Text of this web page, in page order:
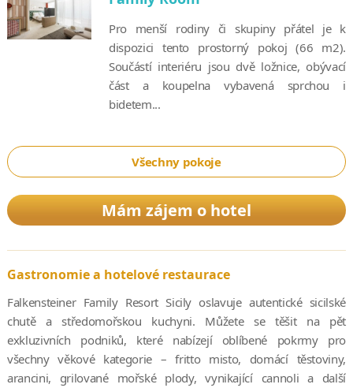
Pro menší rodiny či skupiny přátel je k
dispozici tento prostorný pokoj (66 m2).
Součástí interiéru jsou dvě ložnice, obývací
část a koupelna vybavená sprchou i
bidetem...
Všechny pokoje
Mám zájem o hotel
Gastronomie a hotelové restaurace
Falkensteiner Family Resort Sicily oslavuje autentické sicilské
chutě a středomořskou kuchyni. Můžete se těšit na pět
exkluzivních podniků, které nabízejí oblíbené pokrmy pro
všechny věkové kategorie – fritto misto, domácí těstoviny,
arancini, grilované mořské plody, vynikající cannoli a další